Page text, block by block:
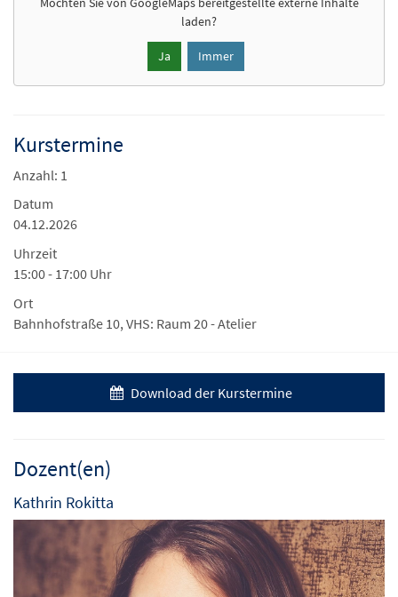
laden?
Ja Immer
Kurstermine
Anzahl: 1
Datum
04.12.2026
Uhrzeit
15:00 - 17:00 Uhr
Ort
Bahnhofstraße 10, VHS: Raum 20 - Atelier
Download der Kurstermine
Dozent(en)
Kathrin Rokitta